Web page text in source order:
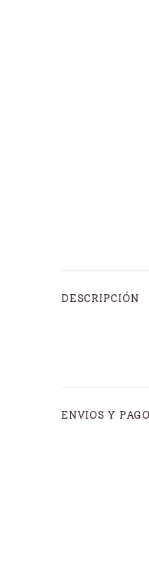
DESCRIPCIÓN
ENVIOS Y